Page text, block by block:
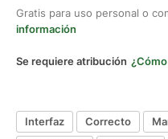
Gratis para uso personal o
información
Se requiere atribución
Interfaz Correcto